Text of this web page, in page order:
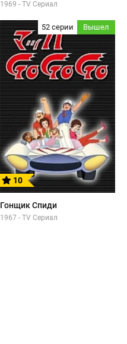
1969 - TV Сериал
52 серии Вышел
10
Гонщик Спиди
1967 - TV Сериал